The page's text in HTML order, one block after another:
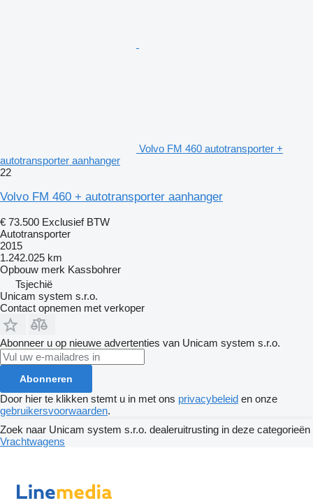
Volvo FM 460 autotransporter +
autotransporter aanhanger
22
Volvo FM 460 + autotransporter aanhanger
€ 73.500 Exclusief BTW
Autotransporter
2015
1.242.025 km
Opbouw merk Kassbohrer
Tsjechië
Unicam system s.r.o.
Contact opnemen met verkoper
Abonneer u op nieuwe advertenties van Unicam system s.r.o.
Abonneren
Door hier te klikken stemt u in met ons privacybeleid en onze
gebruikersvoorwaarden.
Zoek naar Unicam system s.r.o. dealeruitrusting in deze categorieën
Vrachtwagens